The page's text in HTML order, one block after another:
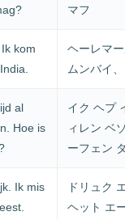
マフ
kom
ヘーレマ
ムンバイ
al
Hoe is
イク ヘプ
ィレン ベ
ーフェン
Ik mis
ドリュク
ヘット エ